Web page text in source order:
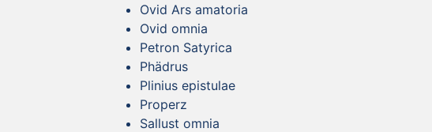
Ovid Ars amatoria
Ovid omnia
Petron Satyrica
Phädrus
Plinius epistulae
Properz
Sallust omnia